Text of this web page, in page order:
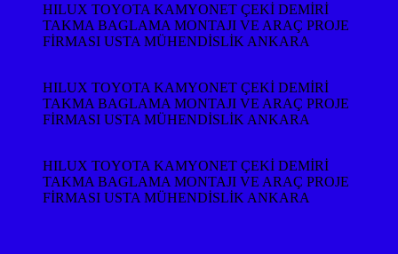
HILUX TOYOTA KAMYONET ÇEKİ DEMİRİ
TAKMA BAGLAMA MONTAJI VE ARAÇ PROJE
FİRMASI USTA MÜHENDİSLİK ANKARA
HILUX TOYOTA KAMYONET ÇEKİ DEMİRİ
TAKMA BAGLAMA MONTAJI VE ARAÇ PROJE
FİRMASI USTA MÜHENDİSLİK ANKARA
HILUX TOYOTA KAMYONET ÇEKİ DEMİRİ
TAKMA BAGLAMA MONTAJI VE ARAÇ PROJE
FİRMASI USTA MÜHENDİSLİK ANKARA